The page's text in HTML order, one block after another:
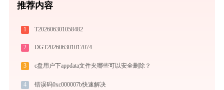
推荐内容
1 T202606301058482
2 DGT202606301017074
3 c盘用户下appdata文件夹哪些可以安全删除？
4 错误码0xc000007b快速解决